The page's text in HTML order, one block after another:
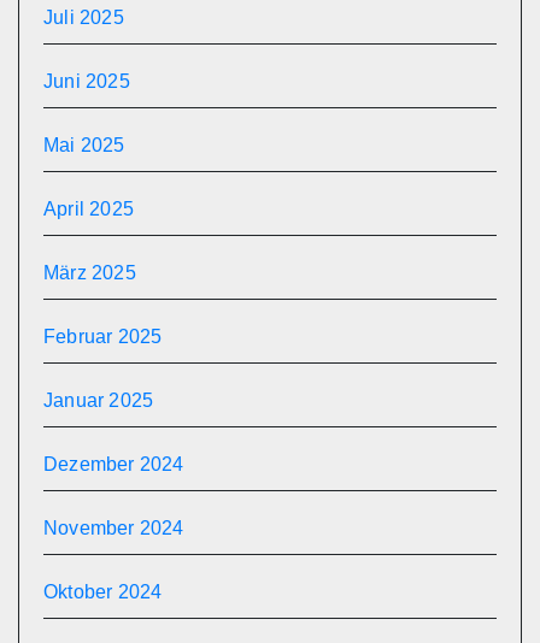
Juli 2025
Juni 2025
Mai 2025
April 2025
März 2025
Februar 2025
Januar 2025
Dezember 2024
November 2024
Oktober 2024